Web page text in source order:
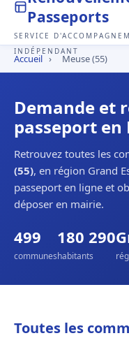
Passeports
SERVICE
INDÉPENDANT
Accueil › Meuse (55)
Demande et
passeport en
Retrouvez toutes les
(55), en région Grand
passeport en ligne et
déposer en mairie.
499
communes
180 290
habitants
Toutes les